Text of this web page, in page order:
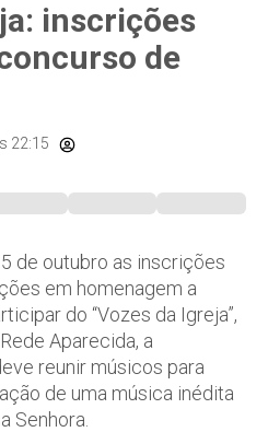
inscrições
de
22:15
de outubro as inscrições
em homenagem a
do “Vozes da Igreja”,
Aparecida, a
reunir músicos para
de uma música inédita
Senhora.